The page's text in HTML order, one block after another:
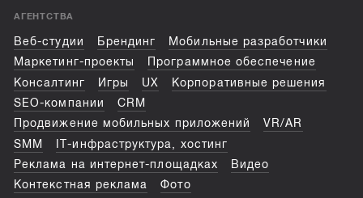
АГЕНТСТВА
Веб-студии Брендинг
Мобильные разработчики
Маркетинг-проекты
Программное обеспечение
Консалтинг
Игры UX
Корпоративные решения
SEO-компании
CRM
Продвижение мобильных приложений
VR/AR
SMM
IT-инфраструктура, хостинг
Реклама на интернет-площадках
Видео
Контекстная реклама
Фото